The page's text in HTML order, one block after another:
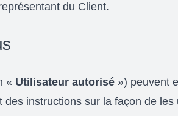
du Client.
« Utilisateur autorisé ») peuvent
instructions sur la façon de